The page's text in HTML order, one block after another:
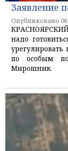
Заявление
Опубликовано
надо
по особым
Мирошник.